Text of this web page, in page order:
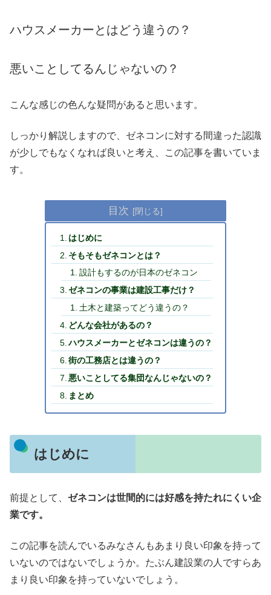
ハウスメーカーとはどう違うの？
悪いことしてるんじゃないの？
こんな感じの色んな疑問があると思います。
しっかり解説しますので、ゼネコンに対する間違った認識
が少しでもなくなれば良いと考え、この記事を書いていま
す。
目次
はじめに
そもそもゼネコンとは？
設計もするのが日本のゼネコン
ゼネコンの事業は建設工事だけ？
土木と建築ってどう違うの？
どんな会社があるの？
ハウスメーカーとゼネコンは違うの？
街の工務店とは違うの？
悪いことしてる集団なんじゃないの？
まとめ
はじめに
前提として、 ゼネコンは世間的には好感を持たれにくい企
業です。
この記事を読んでいるみなさんもあまり良い印象を持って
いないのではないでしょうか。たぶん建設業の人ですらあ
まり良い印象を持っていないでしょう。